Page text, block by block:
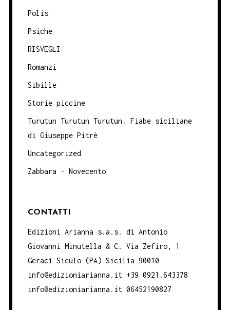
Polis
Psiche
RISVEGLI
Romanzi
Sibille
Storie piccine
Turutun Turutun Turutun. Fiabe siciliane
di Giuseppe Pitrè
Uncategorized
Zabbara - Novecento
CONTATTI
Edizioni Arianna s.a.s. di Antonio
Giovanni Minutella & C. Via Zefiro, 1
Geraci Siculo (PA) Sicilia 90010
info@edizioniarianna.it +39 0921.643378
info@edizioniarianna.it 06452190827